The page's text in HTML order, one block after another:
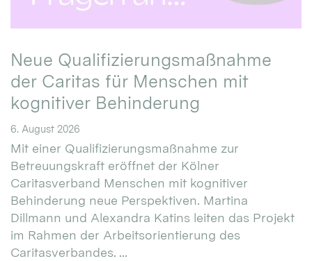
Neue Qualifizierungsmaßnahme
der Caritas für Menschen mit
kognitiver Behinderung
6. August 2026
Mit einer Qualifizierungsmaßnahme zur
Betreuungskraft eröffnet der Kölner
Caritasverband Menschen mit kognitiver
Behinderung neue Perspektiven. Martina
Dillmann und Alexandra Katins leiten das Projekt
im Rahmen der Arbeitsorientierung des
Caritasverbandes. ...